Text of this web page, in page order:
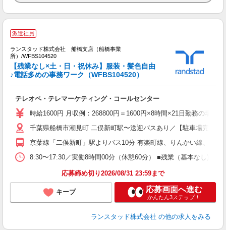
派遣社員
ランスタッド株式会社 船橋支店（船橋事業
所）/WFBS104520
【残業なし×土・日・祝休み】服装・髪色自由
♪電話多めの事務ワーク（WFBS104520）
テレオペ・テレマーケティング・コールセンター
時給1600円 月収例：268800円＝1600円×8時間×21日勤務の場合
千葉県船橋市潮見町 二俣新町駅〜送迎バスあり／【駐車場完備】
京葉線「二俣新町」駅よりバス10分 有楽町線、りんかい線、京
8:30〜17:30／実働8時間00分（休憩60分） ■残業（基本なし)
応募締め切り2026/08/31 23:59まで
キープ 応募画面へ進む
かんたん3ステップ！
ランスタッド株式会社 の他の求人をみる